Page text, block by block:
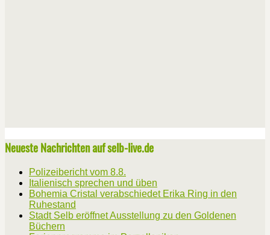
Neueste Nachrichten auf selb-live.de
Polizeibericht vom 8.8.
Italienisch sprechen und üben
Bohemia Cristal verabschiedet Erika Ring in den
Ruhestand
Stadt Selb eröffnet Ausstellung zu den Goldenen
Büchern